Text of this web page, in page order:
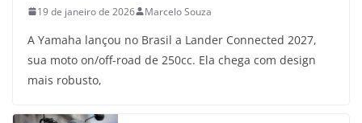
19 de janeiro de 2026 Marcelo Souza
A Yamaha lançou no Brasil a Lander Connected 2027,
sua moto on/off-road de 250cc. Ela chega com design
mais robusto,